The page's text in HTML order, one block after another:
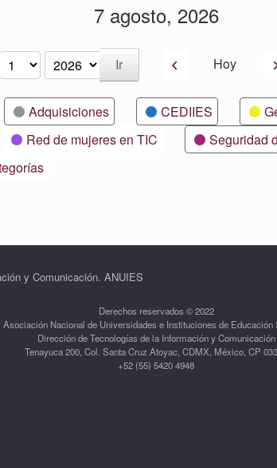
7 agosto, 2026
AnteriorHoy
Adquisiciones CEDIIES
Red de mujeres en TIC Seguridad
y Comunicación. ANUIES
Derechos reservados © 2022
Asociación Nacional de Universidades e Instituciones de Educación
Dirección de Tecnologías de la Información y Comunicación
Tenayuca 200, Col. Santa Cruz Atoyac, CDMX, México, CP
+52 (55) 5420 4948